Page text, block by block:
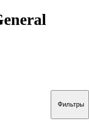
Фильтры